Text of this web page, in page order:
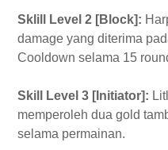
Sklill Level 2 [Block]:
damage yang diterima
Cooldown selama 15
Skill Level 3 [Initiator]:
memperoleh dua gold
selama permainan.